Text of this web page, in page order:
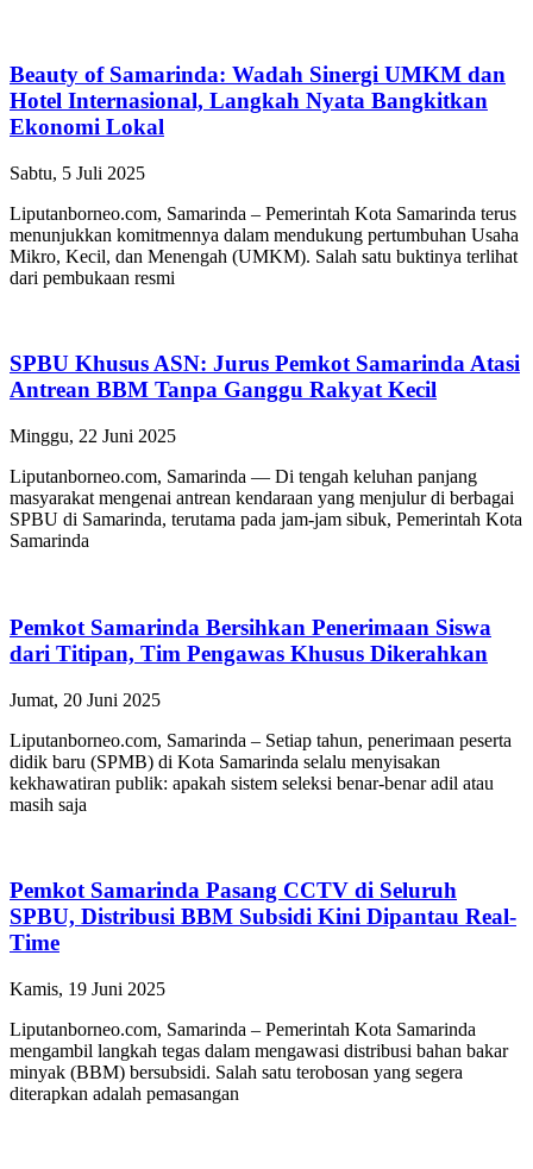
Beauty of Samarinda: Wadah Sinergi UMKM dan
Hotel Internasional, Langkah Nyata Bangkitkan
Ekonomi Lokal
Sabtu, 5 Juli 2025
Liputanborneo.com, Samarinda – Pemerintah Kota Samarinda terus
menunjukkan komitmennya dalam mendukung pertumbuhan Usaha
Mikro, Kecil, dan Menengah (UMKM). Salah satu buktinya terlihat
dari pembukaan resmi
SPBU Khusus ASN: Jurus Pemkot Samarinda Atasi
Antrean BBM Tanpa Ganggu Rakyat Kecil
Minggu, 22 Juni 2025
Liputanborneo.com, Samarinda — Di tengah keluhan panjang
masyarakat mengenai antrean kendaraan yang menjulur di berbagai
SPBU di Samarinda, terutama pada jam-jam sibuk, Pemerintah Kota
Samarinda
Pemkot Samarinda Bersihkan Penerimaan Siswa
dari Titipan, Tim Pengawas Khusus Dikerahkan
Jumat, 20 Juni 2025
Liputanborneo.com, Samarinda – Setiap tahun, penerimaan peserta
didik baru (SPMB) di Kota Samarinda selalu menyisakan
kekhawatiran publik: apakah sistem seleksi benar-benar adil atau
masih saja
Pemkot Samarinda Pasang CCTV di Seluruh
SPBU, Distribusi BBM Subsidi Kini Dipantau Real-
Time
Kamis, 19 Juni 2025
Liputanborneo.com, Samarinda – Pemerintah Kota Samarinda
mengambil langkah tegas dalam mengawasi distribusi bahan bakar
minyak (BBM) bersubsidi. Salah satu terobosan yang segera
diterapkan adalah pemasangan